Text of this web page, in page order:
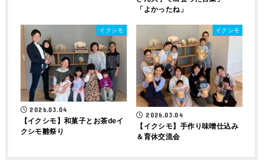
「よかったね」
イクシモ
2026.03.04
【イクシモ】和菓子とお茶deイ
クシモ雛祭り
イクシモ
2026.03.04
【イクシモ】手作り味噌仕込み
＆育休交流会